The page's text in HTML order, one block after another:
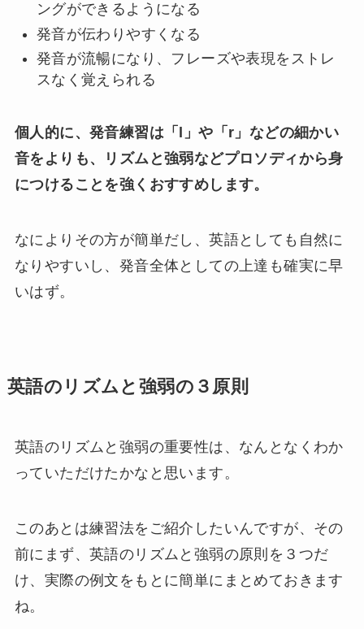
ングができるようになる
発音が伝わりやすくなる
発音が流暢になり、フレーズや表現をストレ
スなく覚えられる
個人的に、発音練習は「l」や「r」などの細かい
音をよりも、リズムと強弱などプロソディから身
につけることを強くおすすめします。
なによりその方が簡単だし、英語としても自然に
なりやすいし、発音全体としての上達も確実に早
いはず。
英語のリズムと強弱の３原則
英語のリズムと強弱の重要性は、なんとなくわか
っていただけたかなと思います。
このあとは練習法をご紹介したいんですが、その
前にまず、英語のリズムと強弱の原則を３つだ
け、実際の例文をもとに簡単にまとめておきます
ね。